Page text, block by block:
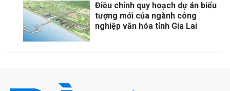
Điều chỉnh quy hoạch dự án biểu
tượng mới của ngành công
nghiệp văn hóa tỉnh Gia Lai